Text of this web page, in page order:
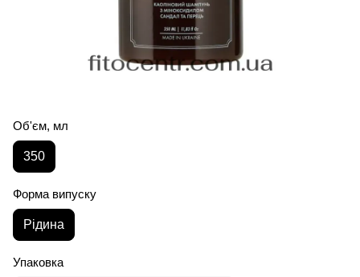
Об'єм, мл
350
Форма випуску
Рідина
Упаковка